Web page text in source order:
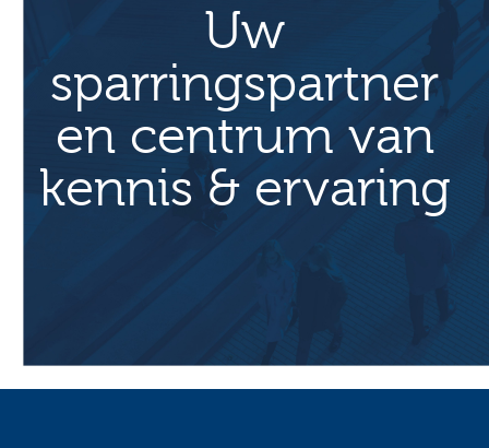
Uw
sparringspartner
en centrum van
kennis & ervaring